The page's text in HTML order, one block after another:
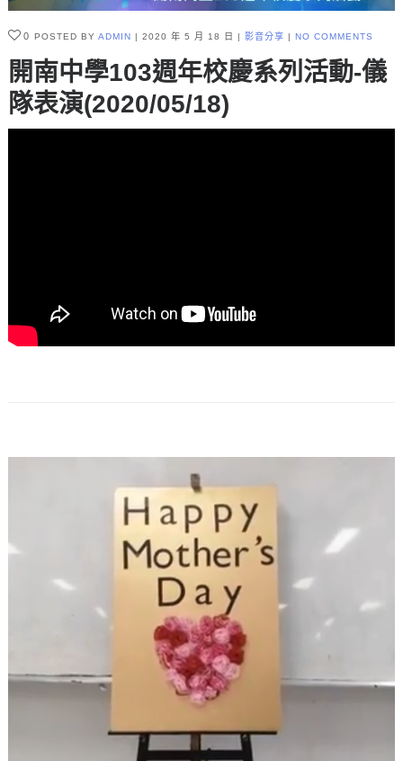
0 POSTED BY ADMIN 2020 年 5 月 18 日 影音分享 NO COMMENTS
開南中學103週年校慶系列活動-儀
隊表演(2020/05/18)